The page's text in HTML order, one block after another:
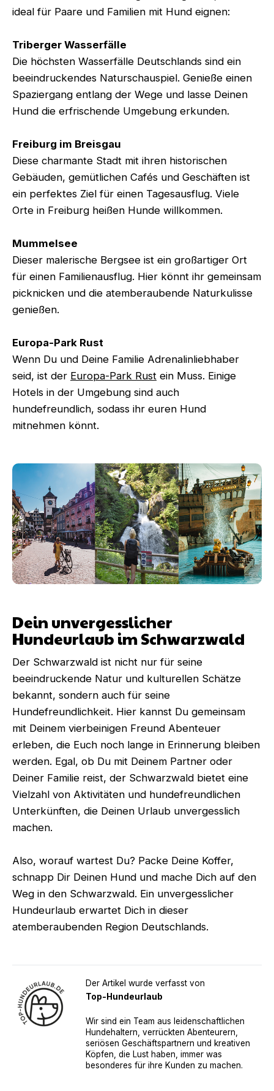
ideal für Paare und Familien mit Hund eignen:
Triberger Wasserfälle
Die höchsten Wasserfälle Deutschlands sind ein
beeindruckendes Naturschauspiel. Genieße einen
Spaziergang entlang der Wege und lasse Deinen
Hund die erfrischende Umgebung erkunden.
Freiburg im Breisgau
Diese charmante Stadt mit ihren historischen
Gebäuden, gemütlichen Cafés und Geschäften ist
ein perfektes Ziel für einen Tagesausflug. Viele
Orte in Freiburg heißen Hunde willkommen.
Mummelsee
Dieser malerische Bergsee ist ein großartiger Ort
für einen Familienausflug. Hier könnt ihr gemeinsam
picknicken und die atemberaubende Naturkulisse
genießen.
Europa-Park Rust
Wenn Du und Deine Familie Adrenalinliebhaber
seid, ist der Europa-Park Rust ein Muss. Einige
Hotels in der Umgebung sind auch
hundefreundlich, sodass ihr euren Hund
mitnehmen könnt.
Dein unvergesslicher
Hundeurlaub im Schwarzwald
Der Schwarzwald ist nicht nur für seine
beeindruckende Natur und kulturellen Schätze
bekannt, sondern auch für seine
Hundefreundlichkeit. Hier kannst Du gemeinsam
mit Deinem vierbeinigen Freund Abenteuer
erleben, die Euch noch lange in Erinnerung bleiben
werden. Egal, ob Du mit Deinem Partner oder
Deiner Familie reist, der Schwarzwald bietet eine
Vielzahl von Aktivitäten und hundefreundlichen
Unterkünften, die Deinen Urlaub unvergesslich
machen.
Also, worauf wartest Du? Packe Deine Koffer,
schnapp Dir Deinen Hund und mache Dich auf den
Weg in den Schwarzwald. Ein unvergesslicher
Hundeurlaub erwartet Dich in dieser
atemberaubenden Region Deutschlands.
Der Artikel wurde verfasst von
Top-Hundeurlaub
Wir sind ein Team aus leidenschaftlichen
Hundehaltern, verrückten Abenteurern,
seriösen Geschäftspartnern und kreativen
Köpfen, die Lust haben, immer was
besonderes für ihre Kunden zu machen.